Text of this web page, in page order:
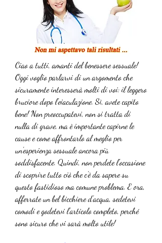
Ciao a tutti, amanti del benessere sessuale!
Oggi voglio parlarvi di un argomento che
sicuramente interesserà molti di voi: il leggero
bruciore dopo l'eiaculazione. Sì, avete capito
bene! Non preoccupatevi, non si tratta di
nulla di grave, ma è importante capirne le
cause e come affrontarlo al meglio per
un'esperienza sessuale ancora più
soddisfacente. Quindi, non perdete l'occasione
di scoprire tutto ciò che c'è da sapere su
questo fastidioso ma comune problema. E ora,
afferrate un bel bicchiere d'acqua, sedetevi
comodi e godetevi l'articolo completo, perché
sono sicuro che vi sarà molto utile!